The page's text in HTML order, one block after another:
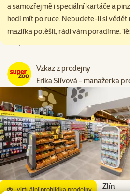
Vzkaz z prodejny
a samozřejmě i speciální kartáče a
hodí mít po ruce. Nebudete-li si vědět
mazlíka potěšit, rádi vám poradíme.
Erika Slívová - manažerka
virtuální prohlídka prodejny Zlín